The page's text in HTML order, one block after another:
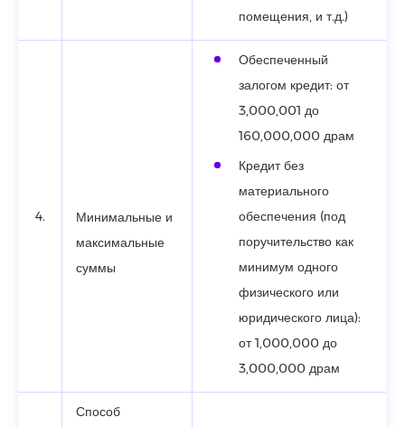
помещения, и т.д.)
4.
Минимальные и
максимальные
суммы
Обеспеченный
залогом кредит: от
3,000,001 до
160,000,000 драм
Кредит без
материального
обеспечения (под
поручительство как
минимум одного
физического или
юридического лица):
от 1,000,000 до
3,000,000 драм
Способ